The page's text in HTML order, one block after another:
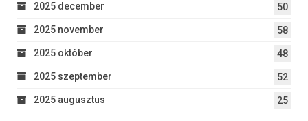
2025 december 50
2025 november 58
2025 október 48
2025 szeptember 52
2025 augusztus 25